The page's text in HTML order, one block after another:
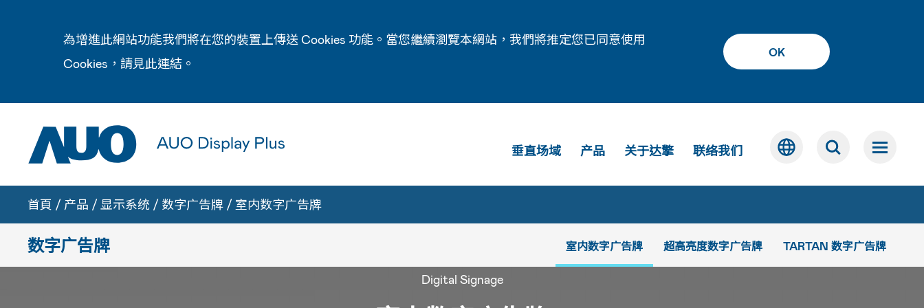
為增進此網站功能我們將在您的裝置上傳送 Cookies 功能。當您繼續瀏覽本網站，我們將推定您已同意使用
Cookies，請見此連結 。
OK
垂直场域 产品 关于达擎 联络我们
首頁 / 产品 / 显示系统 / 数字广告牌 / 室内数字广告牌
数字广告牌 室内数字广告牌 超高亮度数字广告牌 TARTAN 数字广告牌
Digital Signage